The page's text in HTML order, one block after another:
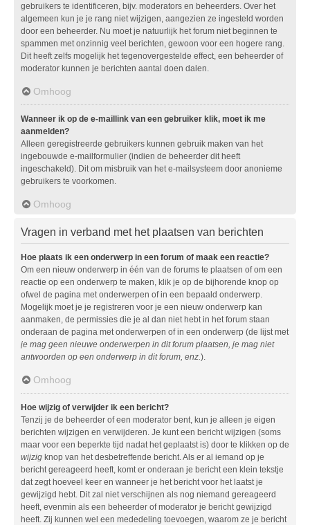
gebruikers te identificeren, bijv. moderators en beheerders. Over het
algemeen kun je je rang niet wijzigen, aangezien ze ingesteld worden
door een beheerder. Nu moet je natuurlijk het forum niet beginnen te
spammen met onzinnig veel berichten, gewoon voor een hogere rang.
Dit heeft zelfs mogelijk het tegenovergestelde effect, een beheerder of
moderator kunnen je berichten aantal doen dalen.
Omhoog
Wanneer ik op de e-maillink van een gebruiker klik, moet ik me
aanmelden?
Alleen geregistreerde gebruikers kunnen gebruik maken van het
ingebouwde e-mailformulier (indien de beheerder dit heeft
ingeschakeld). Dit om misbruik van het e-mailsysteem door anonieme
gebruikers te voorkomen.
Omhoog
Vragen in verband met het plaatsen van berichten
Hoe plaats ik een onderwerp in een forum of maak een reactie?
Om een nieuw onderwerp in één van de forums te plaatsen of om een
reactie op een onderwerp te maken, klik je op de bijhorende knop op
ofwel de pagina met onderwerpen of in een bepaald onderwerp.
Mogelijk moet je je registreren voor je een nieuw onderwerp kan
aanmaken, de permissies die je al dan niet hebt in het forum staan
onderaan de pagina met onderwerpen of in een onderwerp (de lijst met
je mag geen nieuwe onderwerpen in dit forum plaatsen, je mag niet
antwoorden op een onderwerp in dit forum, enz. ).
Omhoog
Hoe wijzig of verwijder ik een bericht?
Tenzij je de beheerder of een moderator bent, kun je alleen je eigen
berichten wijzigen en verwijderen. Je kunt een bericht wijzigen (soms
maar voor een beperkte tijd nadat het geplaatst is) door te klikken op de
wijzig knop van het desbetreffende bericht. Als er al iemand op je
bericht gereageerd heeft, komt er onderaan je bericht een klein tekstje
dat zegt hoeveel keer en wanneer je het bericht voor het laatst je
gewijzigd hebt. Dit zal niet verschijnen als nog niemand gereageerd
heeft, evenmin als een beheerder of moderator je bericht gewijzigd
heeft. Zij kunnen wel een mededeling toevoegen, waarom ze je bericht